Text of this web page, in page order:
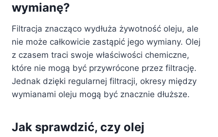
wymianę?
Filtracja znacząco wydłuża żywotność oleju, ale
nie może całkowicie zastąpić jego wymiany. Olej
z czasem traci swoje właściwości chemiczne,
które nie mogą być przywrócone przez filtrację.
Jednak dzięki regularnej filtracji, okresy między
wymianami oleju mogą być znacznie dłuższe.
Jak sprawdzić, czy olej